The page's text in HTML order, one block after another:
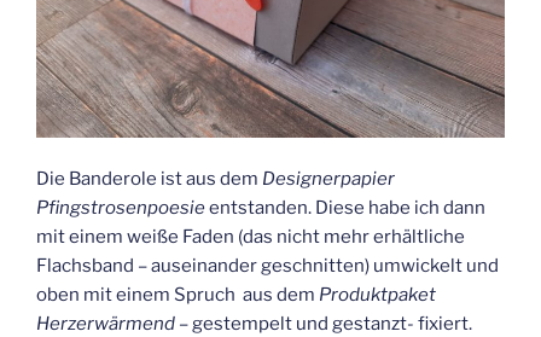
Die Banderole ist aus dem Designerpapier
Pfingstrosenpoesieentstanden. Diese habe ich dann
mit einem weiße Faden (das nicht mehr erhältliche
Flachsband – auseinander geschnitten) umwickelt und
oben mit einem Spruch aus dem Produktpaket
Herzerwärmend – gestempelt und gestanzt- fixiert.